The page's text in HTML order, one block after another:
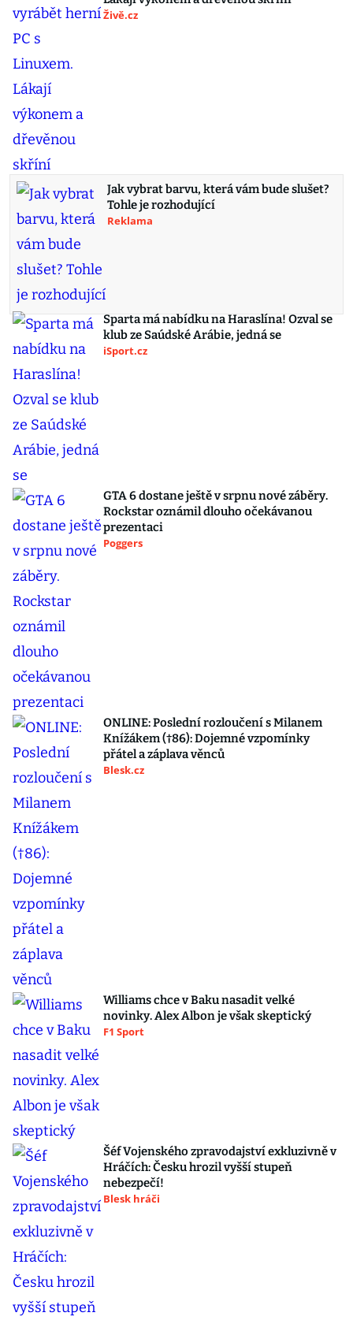
Živě.cz
Jak vybrat barvu, která vám bude slušet?
Tohle je rozhodující
Reklama
Sparta má nabídku na Haraslína! Ozval se
klub ze Saúdské Arábie, jedná se
iSport.cz
GTA 6 dostane ještě v srpnu nové záběry.
Rockstar oznámil dlouho očekávanou
prezentaci
Poggers
ONLINE: Poslední rozloučení s Milanem
Knížákem (†86): Dojemné vzpomínky
přátel a záplava věnců
Blesk.cz
Williams chce v Baku nasadit velké
novinky. Alex Albon je však skeptický
F1 Sport
Šéf Vojenského zpravodajství exkluzivně v
Hráčích: Česku hrozil vyšší stupeň
nebezpečí!
Blesk hráči